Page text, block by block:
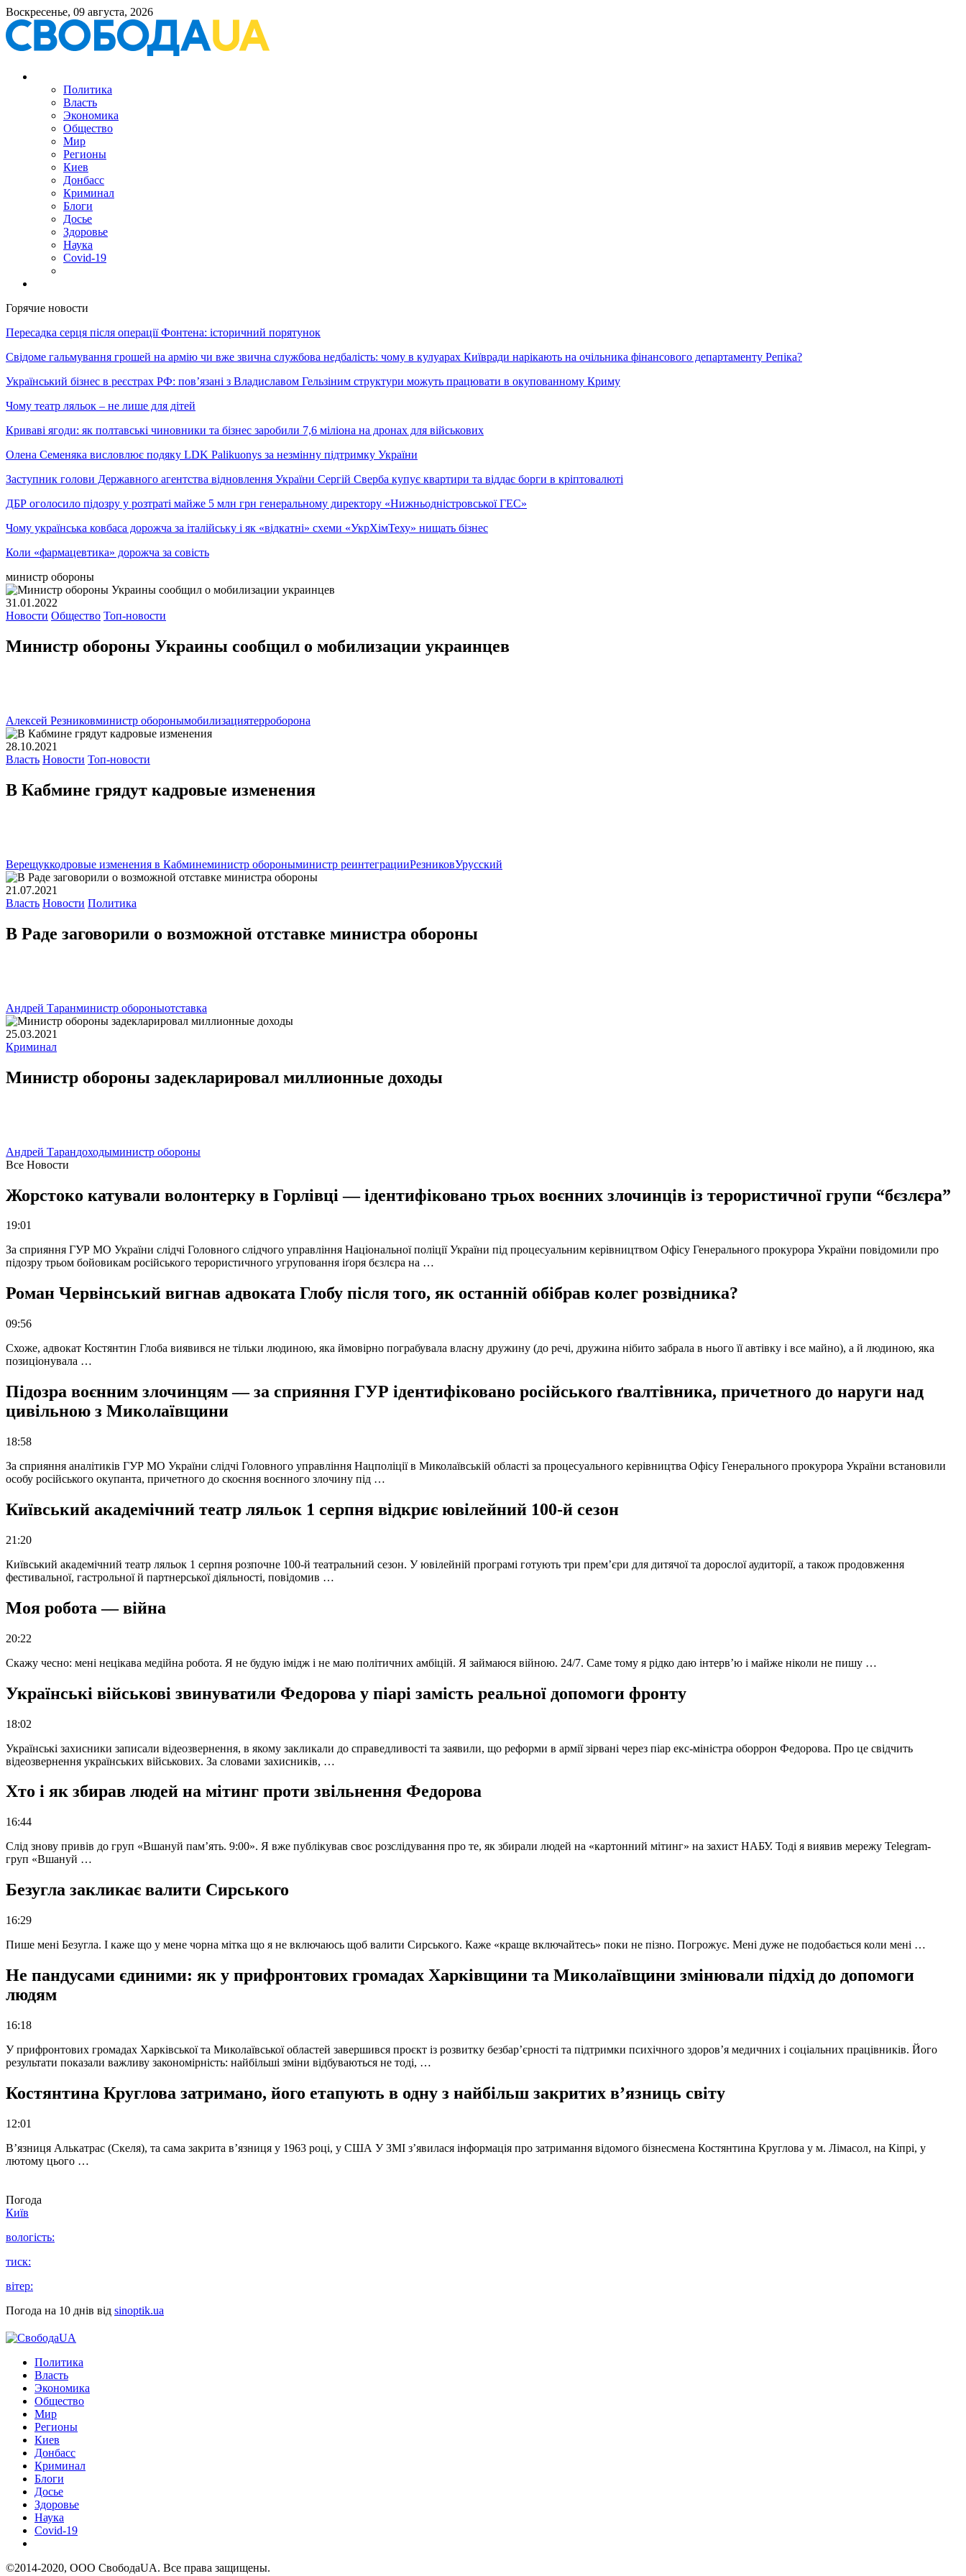
Воскресенье, 09 августа, 2026
Политика
Власть
Экономика
Общество
Мир
Регионы
Киев
Донбасс
Криминал
Блоги
Досье
Здоровье
Наука
Covid-19
Горячие новости
Пересадка серця після операції Фонтена: історичний порятунок
Свідоме гальмування грошей на армію чи вже звична службова недбалість: чому в кулуарах Київради нарікають на очільника фінансового департаменту Репіка?
Український бізнес в реєстрах РФ: пов’язані з Владиславом Гельзіним структури можуть працювати в окупованному Криму
Чому театр ляльок – не лише для дітей
Криваві ягоди: як полтавські чиновники та бізнес заробили 7,6 міліона на дронах для військових
Олена Семеняка висловлює подяку LDK Palikuonys за незмінну підтримку України
Заступник голови Державного агентства відновлення України Сергій Сверба купує квартири та віддає борги в кріптовалюті
ДБР оголосило підозру у розтраті майже 5 млн грн генеральному директору «Нижньодністровської ГЕС»
Чому українська ковбаса дорожча за італійську і як «відкатні» схеми «УкрХімТеху» нищать бізнес
Коли «фармацевтика» дорожча за совість
министр обороны
31.01.2022
Новости Общество Топ-новости
Министр обороны Украины сообщил о мобилизации украинцев
Алексей Резниковминистр оборонымобилизациятерроборона
28.10.2021
Власть Новости Топ-новости
В Кабмине грядут кадровые изменения
Верещуккодровые изменения в Кабминеминистр обороныминистр реинтеграцииРезниковУрусский
21.07.2021
Власть Новости Политика
В Раде заговорили о возможной отставке министра обороны
Андрей Таранминистр обороныотставка
25.03.2021
Криминал
Министр обороны задекларировал миллионные доходы
Андрей Тарандоходыминистр обороны
Все Новости
Жорстоко катували волонтерку в Горлівці — ідентифіковано трьох воєнних злочинців із терористичної групи “бєзлєра”
19:01
За сприяння ГУР МО України слідчі Головного слідчого управління Національної поліції України під процесуальним керівництвом Офісу Генерального прокурора України повідомили про
підозру трьом бойовикам російського терористичного угруповання іґоря бєзлєра на …
Роман Червінський вигнав адвоката Глобу після того, як останній обібрав колег розвідника?
09:56
Схоже, адвокат Костянтин Глоба виявився не тільки людиною, яка ймовірно пограбувала власну дружину (до речі, дружина нібито забрала в нього її автівку і все майно), а й людиною, яка
позиціонувала …
Підозра воєнним злочинцям — за сприяння ГУР ідентифіковано російського ґвалтівника, причетного до наруги над
цивільною з Миколаївщини
18:58
За сприяння аналітиків ГУР МО України слідчі Головного управління Нацполіції в Миколаївській області за процесуального керівництва Офісу Генерального прокурора України встановили
особу російського окупанта, причетного до скоєння воєнного злочину під …
Київський академічний театр ляльок 1 серпня відкриє ювілейний 100-й сезон
21:20
Київський академічний театр ляльок 1 серпня розпочне 100-й театральний сезон. У ювілейній програмі готують три прем’єри для дитячої та дорослої аудиторії, а також продовження
фестивальної, гастрольної й партнерської діяльності, повідомив …
Моя робота — війна
20:22
Скажу чесно: мені нецікава медійна робота. Я не будую імідж і не маю політичних амбіцій. Я займаюся війною. 24/7. Саме тому я рідко даю інтерв’ю і майже ніколи не пишу …
Українські військові звинуватили Федорова у піарі замість реальної допомоги фронту
18:02
Українські захисники записали відеозвернення, в якому закликали до справедливості та заявили, що реформи в армії зірвані через піар екс-міністра оборрон Федорова. Про це свідчить
відеозвернення українських військових. За словами захисників, …
Хто і як збирав людей на мітинг проти звільнення Федорова
16:44
Слід знову привів до груп «Вшануй пам’ять. 9:00». Я вже публікував своє розслідування про те, як збирали людей на «картонний мітинг» на захист НАБУ. Тоді я виявив мережу Telegram-
груп «Вшануй …
Безугла закликає валити Сирського
16:29
Пише мені Безугла. І каже що у мене чорна мітка що я не включаюсь щоб валити Сирського. Каже «краще включайтесь» поки не пізно. Погрожує. Мені дуже не подобається коли мені …
Не пандусами єдиними: як у прифронтових громадах Харківщини та Миколаївщини змінювали підхід до допомоги
людям
16:18
У прифронтових громадах Харківської та Миколаївської областей завершився проєкт із розвитку безбар’єрності та підтримки психічного здоров’я медичних і соціальних працівників. Його
результати показали важливу закономірність: найбільші зміни відбуваються не тоді, …
Костянтина Круглова затримано, його етапують в одну з найбільш закритих в’язниць світу
12:01
В’язниця Алькатрас (Скеля), та сама закрита в’язниця у 1963 році, у США У ЗМІ з’явилася інформація про затримання відомого бізнесмена Костянтина Круглова у м. Лімасол, на Кіпрі, у
лютому цього …
Погода
Київ
вологість:
тиск:
вітер:
Погода на 10 днів від sinoptik.ua
Политика
Власть
Экономика
Общество
Мир
Регионы
Киев
Донбасс
Криминал
Блоги
Досье
Здоровье
Наука
Covid-19
©2014-2020, ООО СвободаUA. Все права защищены.